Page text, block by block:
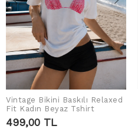
SEPETE EKLE
Vintage Bikini Baskılı Relaxed
Fit Kadın Beyaz Tshirt
499,00 TL